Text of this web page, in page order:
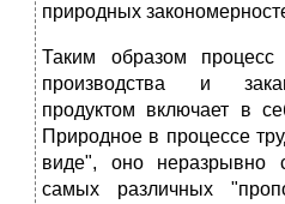
природных
Таким образом
производства и
продуктом включает в
Природное в процессе
виде", оно неразрывно
самых различных